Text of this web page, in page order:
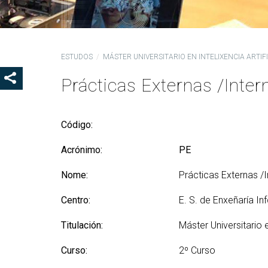
ESTUDOS MÁSTER UNIVERSITARIO EN INTELIXENCIA
Prácticas Externas /
Código:
Acrónimo: PE
Nome: Prácticas Externas /
Centro: E. S. de Enxeñaría
Titulación: Máster Universitario
Curso: 2º Curso
MOSTRAR OS BOTÓNS DE COMPARTIR